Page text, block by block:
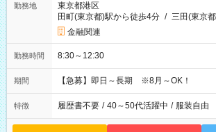
勤務地
東京都港区
田町(東京都)駅から徒歩4分 / 三田(東京
金融関連
勤務時間 8:30～12:30
期間 【急募】即日～長期 ※8月～OK！
特徴 履歴書不要 / 40～50代活躍中 / 服装自由